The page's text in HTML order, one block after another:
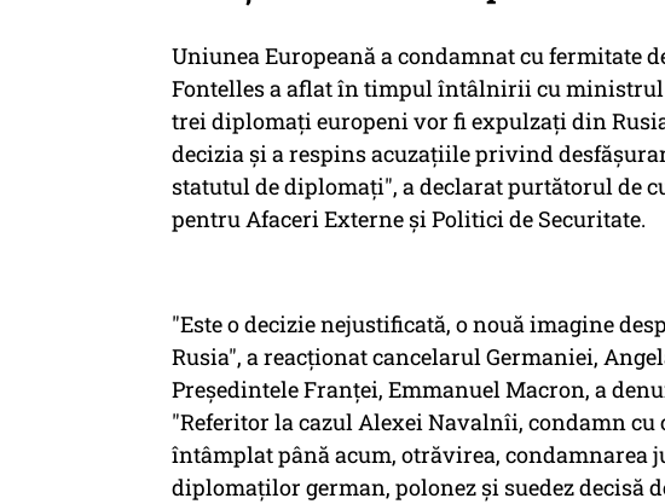
Uniunea Europeană a condamnat cu fermitate
Fontelles a aflat în timpul întâlnirii cu ministrul
trei diplomaţi europeni vor fi expulzaţi din
decizia şi a respins acuzaţiile privind
statutul de diplomaţi", a declarat purtătorul de
pentru Afaceri Externe şi Politici de Securitate.
"Este o decizie nejustificată, o nouă imagine
Rusia", a reacţionat cancelarul Germaniei,
Preşedintele Franţei, Emmanuel Macron, a
"Referitor la cazul Alexei Navalnîi, condamn cu
întâmplat până acum, otrăvirea, condamnarea
diplomaţilor german, polonez şi suedez decisă